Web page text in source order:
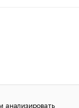
прав
Сообщения
анализировать